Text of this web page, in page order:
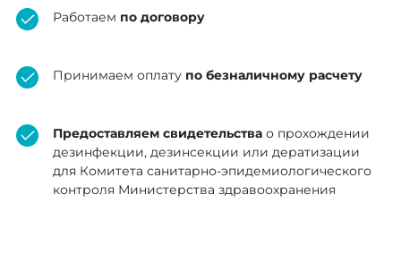
Работаем по договору
Принимаем оплату по безналичному расчету
Предоставляем свидетельствао прохождении
дезинфекции, дезинсекции или дератизации
для Комитета санитарно-эпидемиологического
контроля Министерства здравоохранения